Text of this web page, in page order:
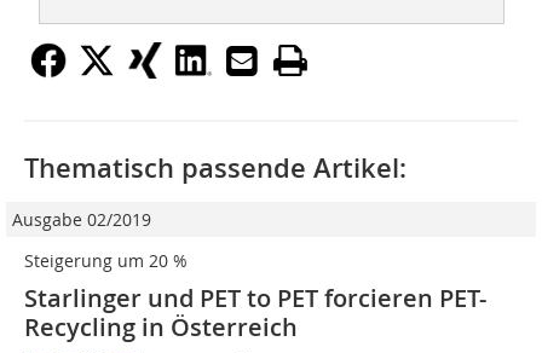
Thematisch passende Artikel:
Ausgabe 02/2019
Steigerung um 20 %
Starlinger und PET to PET forcieren PET-
Recycling in Österreich